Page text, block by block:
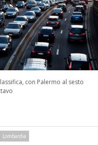
con Palermo al sesto
Lombardia